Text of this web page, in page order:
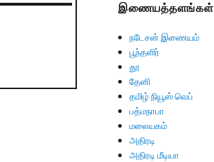
இணையத்தளங்கள்
நடேசன் இணையம்
பூந்தளிர்
தூ
தேனி
தமிழ் நியூஸ் வெப்
பத்மநாபா
மலையகம்
அதிரடி
அதிரடி மீடியா